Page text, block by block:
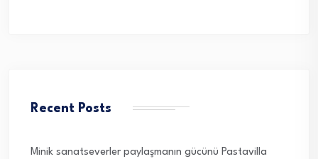
Recent Posts
Minik sanatseverler paylaşmanın gücünü Pastavilla